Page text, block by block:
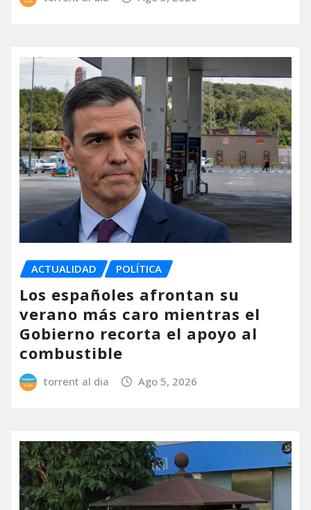
ACTUALIDAD POLÍTICA
Los españoles afrontan su
verano más caro mientras el
Gobierno recorta el apoyo al
combustible
torrent al dia Ago 5, 2026